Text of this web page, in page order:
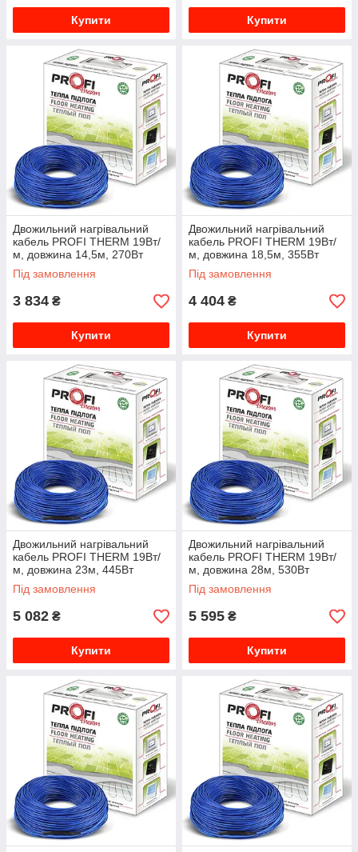
Купити Купити
Двожильний нагрівальний
кабель PROFI THERM 19Вт/
м, довжина 14,5м, 270Вт
000013353
Під замовлення
3 834 ₴
Купити
Двожильний нагрівальний
кабель PROFI THERM 19Вт/
м, довжина 18,5м, 355Вт
000013354
Під замовлення
4 404 ₴
Купити
Двожильний нагрівальний
кабель PROFI THERM 19Вт/
м, довжина 23м, 445Вт
000013356
Під замовлення
5 082 ₴
Купити
Двожильний нагрівальний
кабель PROFI THERM 19Вт/
м, довжина 28м, 530Вт
000013357
Під замовлення
5 595 ₴
Купити